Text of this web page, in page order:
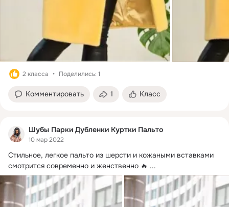
2 класса Поделились: 1
Комментировать 1 Класс
Шубы Парки Дубленки Куртки Пальто
10 мар 2022
Стильное, легкое пальто из шерсти и кожаными вставками
смотрится современно и женственно 🔥 ...